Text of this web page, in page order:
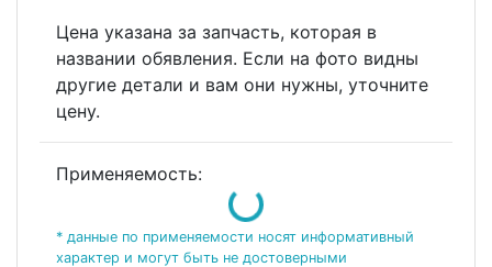
Цена указана за запчасть, которая в
названии обявления. Если на фото видны
другие детали и вам они нужны, уточните
цену.
Применяемость: Loading...
* данные по применяемости носят информативный
характер и могут быть не достоверными